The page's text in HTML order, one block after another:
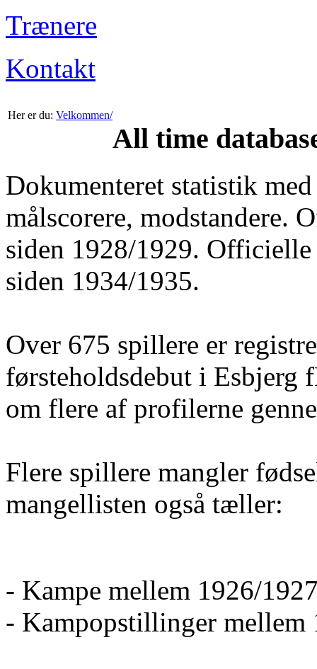
Trænere
Kontakt
Her er du: Velkommen/
All time
Dokumenteret statistik
målscorere, modstandere.
siden 1928/1929.
siden 1934/1935.
Over 675 spillere er
førsteholdsdebut i Esbjerg
om flere af profilerne
Flere spillere mangler
mangellisten også tæller:
- Kampe mellem 1926/
- Kampopstillinger mellem